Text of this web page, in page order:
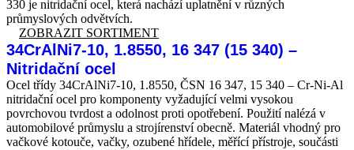
330 je nitridační ocel, která nachází uplatnění v různých
průmyslových odvětvích.
ZOBRAZIT SORTIMENT
34CrAlNi7-10, 1.8550, 16 347 (15 340) –
Nitridační ocel
Ocel třídy 34CrAlNi7-10, 1.8550, ČSN 16 347, 15 340 – Cr-Ni-Al
nitridační ocel pro komponenty vyžadující velmi vysokou
povrchovou tvrdost a odolnost proti opotřebení. Použití nalézá v
automobilové průmyslu a strojírenství obecně. Materiál vhodný pro
vačkové kotouče, vačky, ozubené hřídele, měřící přístroje, součásti